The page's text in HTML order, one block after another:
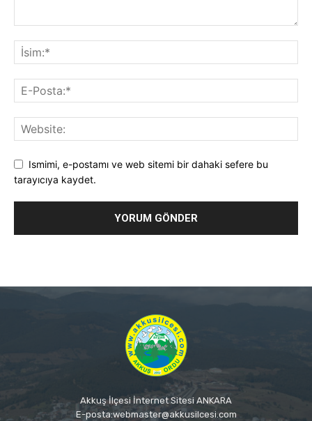
Ismimi, e-postamı ve web sitemi bir dahaki sefere bu
tarayıcıya kaydet.
Akkuş İlçesi İnternet Sitesi ANKARA
E-posta:webmaster@akkusilcesi.com